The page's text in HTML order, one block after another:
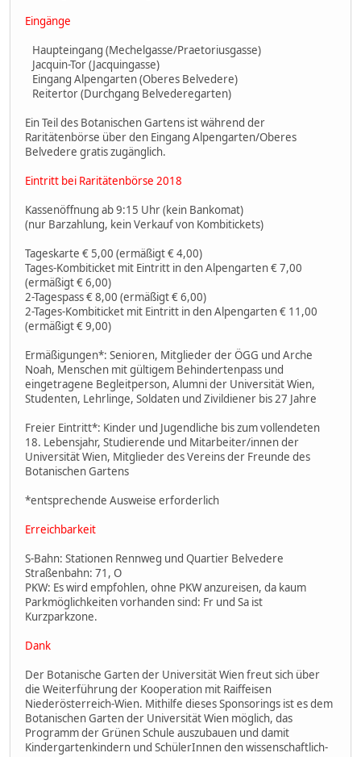
Eingänge
Haupteingang (Mechelgasse/Praetoriusgasse)
Jacquin-Tor (Jacquingasse)
Eingang Alpengarten (Oberes Belvedere)
Reitertor (Durchgang Belvederegarten)
Ein Teil des Botanischen Gartens ist während der
Raritätenbörse über den Eingang Alpengarten/Oberes
Belvedere gratis zugänglich.
Eintritt bei Raritätenbörse 2018
Kassenöffnung ab 9:15 Uhr (kein Bankomat)
(nur Barzahlung, kein Verkauf von Kombitickets)
Tageskarte € 5,00 (ermäßigt € 4,00)
Tages-Kombiticket mit Eintritt in den Alpengarten € 7,00
(ermäßigt € 6,00)
2-Tagespass € 8,00 (ermäßigt € 6,00)
2-Tages-Kombiticket mit Eintritt in den Alpengarten € 11,00
(ermäßigt € 9,00)
Ermäßigungen*: Senioren, Mitglieder der ÖGG und Arche
Noah, Menschen mit gültigem Behindertenpass und
eingetragene Begleitperson, Alumni der Universität Wien,
Studenten, Lehrlinge, Soldaten und Zivildiener bis 27 Jahre
Freier Eintritt*: Kinder und Jugendliche bis zum vollendeten
18. Lebensjahr, Studierende und Mitarbeiter/innen der
Universität Wien, Mitglieder des Vereins der Freunde des
Botanischen Gartens
*entsprechende Ausweise erforderlich
Erreichbarkeit
S-Bahn: Stationen Rennweg und Quartier Belvedere
Straßenbahn: 71, O
PKW: Es wird empfohlen, ohne PKW anzureisen, da kaum
Parkmöglichkeiten vorhanden sind: Fr und Sa ist
Kurzparkzone.
Dank
Der Botanische Garten der Universität Wien freut sich über
die Weiterführung der Kooperation mit Raiffeisen
Niederösterreich-Wien. Mithilfe dieses Sponsorings ist es dem
Botanischen Garten der Universität Wien möglich, das
Programm der Grünen Schule auszubauen und damit
Kindergartenkindern und SchülerInnen den wissenschaftlich-